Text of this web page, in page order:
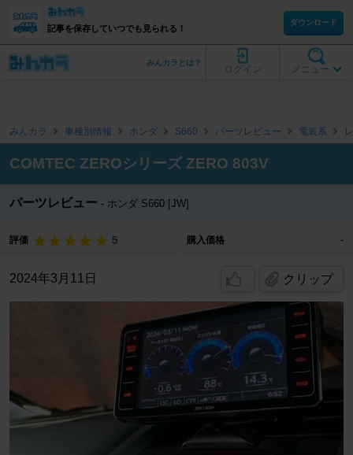
記事を保存していつでも見られる！
ダウンロード
メニュー
ログイン
みんカラとは？
みんカラ 車種別情報 ホンダ S660 パーツレビュー 電装系
COMTEC ZEROシリーズ ZERO 803V
パーツレビュー ホンダ S660 [JW]
評価 5 購入価格 -
2024年3月11日 クリップ